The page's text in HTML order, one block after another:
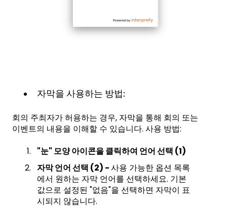
자막을 사용하는 방법:
회의 주최자가 허용하는 경우, 자막을 통해 회의 또는
이벤트의 내용을 이해할 수 있습니다. 사용 방법:
"눈" 모양 아이콘을 클릭하여 언어 선택 (1)
자막 언어 선택 (2) -사용 가능한 옵션 목록
에서 원하는 자막 언어를 선택하세요. 기본
값으로 설정된 "없음"을 선택하면 자막이 표
시되지 않습니다.